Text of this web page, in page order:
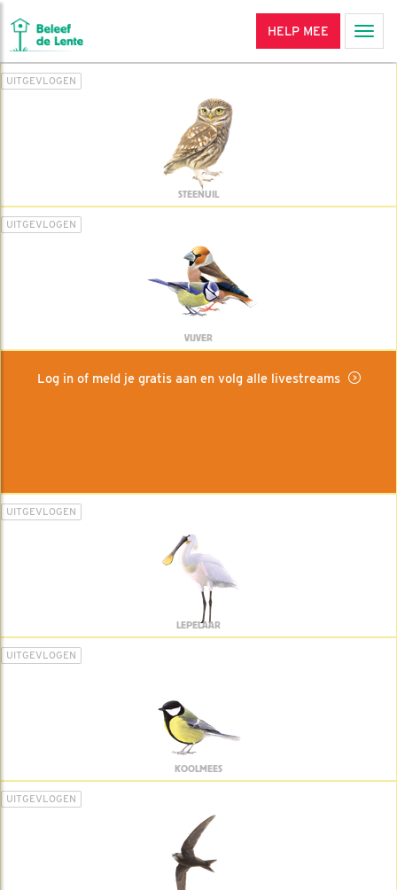
HELP MEE
UITGEVLOGEN
STEENUIL
UITGEVLOGEN
VIJVER
Log in of meld je gratis aan en volg alle livestreams
UITGEVLOGEN
LEPELAAR
UITGEVLOGEN
KOOLMEES
UITGEVLOGEN